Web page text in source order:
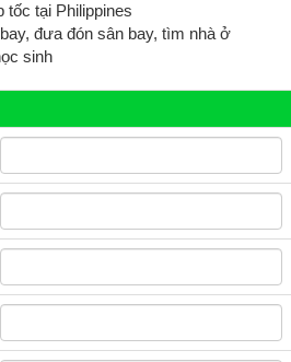
tốc tại Philippines
đưa đón sân bay, tìm nhà ở
sinh